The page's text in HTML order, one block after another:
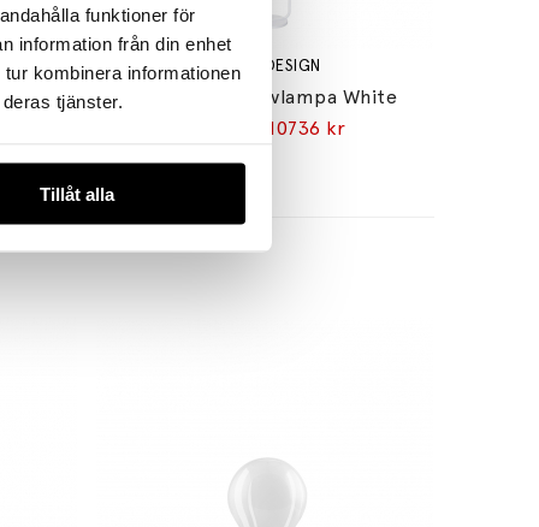
funktioner för
information från din enhet
kombinera informationen
tjänster.
Tillåt alla
Kuulto 9100 Taklampa/Vägglampa Walnut
SECTO DESIGN
Owalo 7010 Golvlampa White
10736 kr